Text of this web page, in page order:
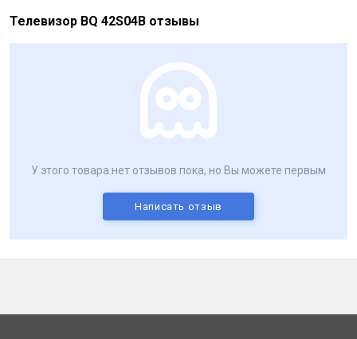
Телевизор BQ 42S04B отзывы
У этого товара нет отзывов пока, но Вы можете первым
Написать отзыв